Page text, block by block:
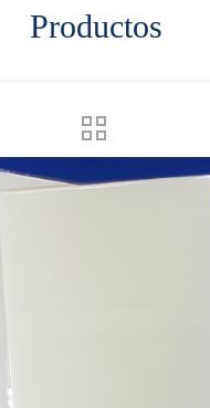
Productos